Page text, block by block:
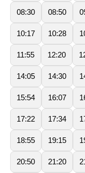
08:30 08:50
10:17 10:28
11:55 12:20
14:05 14:30
15:54 16:07
17:22 17:34
18:55 19:15
20:50 21:20